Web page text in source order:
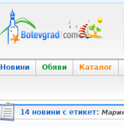
Новини Обяви Каталог
14 новини с етикет: